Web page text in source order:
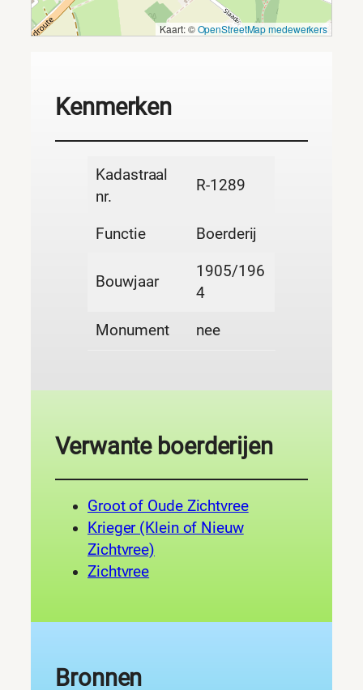
Kaart: ©OpenStreetMap medewerkers
Kenmerken
Kadastraal
nr.
R-1289
Functie Boerderij
Bouwjaar
1905/196
4
Monument nee
Verwante boerderijen
Groot of Oude Zichtvree
Krieger (Klein of Nieuw
Zichtvree)
Zichtvree
Bronnen